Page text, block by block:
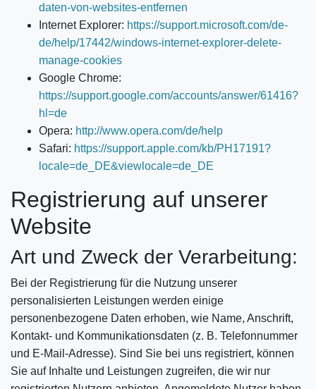
daten-von-websites-entfernen
Internet Explorer: https://support.microsoft.com/de-
de/help/17442/windows-internet-explorer-delete-
manage-cookies
Google Chrome:
https://support.google.com/accounts/answer/61416?
hl=de
Opera: http://www.opera.com/de/help
Safari: https://support.apple.com/kb/PH17191?
locale=de_DE&viewlocale=de_DE
Registrierung auf unserer
Website
Art und Zweck der Verarbeitung:
Bei der Registrierung für die Nutzung unserer
personalisierten Leistungen werden einige
personenbezogene Daten erhoben, wie Name, Anschrift,
Kontakt- und Kommunikationsdaten (z. B. Telefonnummer
und E-Mail-Adresse). Sind Sie bei uns registriert, können
Sie auf Inhalte und Leistungen zugreifen, die wir nur